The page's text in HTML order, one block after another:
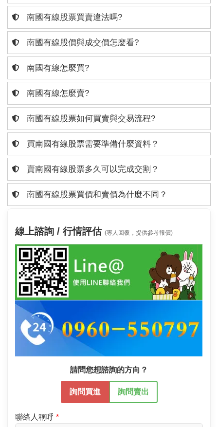
南國有線股票買賣違法嗎?
南國有線股價與成交價怎麼看?
南國有線怎麼買?
南國有線怎麼賣?
南國有線股票如何買賣與交易流程?
買南國有線股票需要準備什麼資料？
賣南國有線股票多久可以完成交割？
南國有線股票買價和賣價為什麼不同？
線上諮詢 / 行情評估 (專人回覆，提供參考報價)
請問您想諮詢的方向？
詢問買進 詢問賣出
聯絡人稱呼